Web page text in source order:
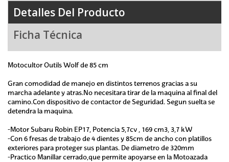
Detalles Del Producto
Ficha Técnica
Motocultor Outils Wolf de 85 cm
Gran comodidad de manejo en distintos terrenos gracias a su
marcha adelante y atras.No necesitara tirar de la maquina al final del
camino.Con dispositivo de contactor de Seguridad. Segun suelta se
detendra la maquina.
-Motor Subaru Robin EP17, Potencia 5,7cv , 169 cm3, 3,7 kW
-Con 6 fresas de trabajo de 4 dientes y 85cm de ancho con platillos
exteriores para proteger sus plantas. De diametro de 320mm
-Practico Manillar cerrado,que permite apoyarse en la Motoazada